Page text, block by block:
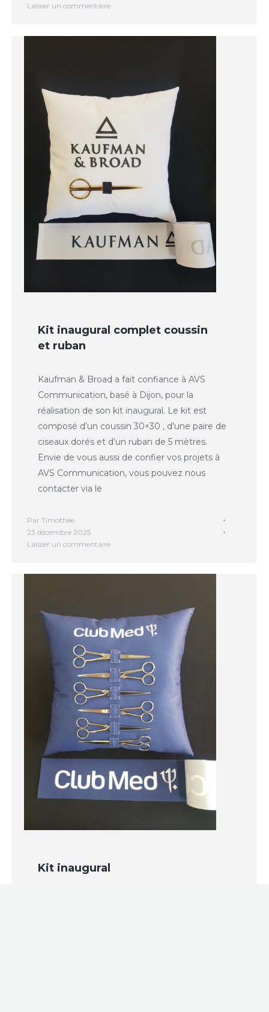
Laisser un commentaire
Kit inaugural complet coussin
et ruban
Kaufman & Broad a fait confiance à AVS
Communication, basé à Dijon, pour la
réalisation de son kit inaugural. Le kit est
composé d’un coussin 30×30 , d’une paire de
ciseaux dorés et d’un ruban de 5 mètres.
Envie de vous aussi de confier vos projets à
AVS Communication, vous pouvez nous
contacter via le
Par Timothee
23 décembre 2025
Laisser un commentaire
Kit inaugural